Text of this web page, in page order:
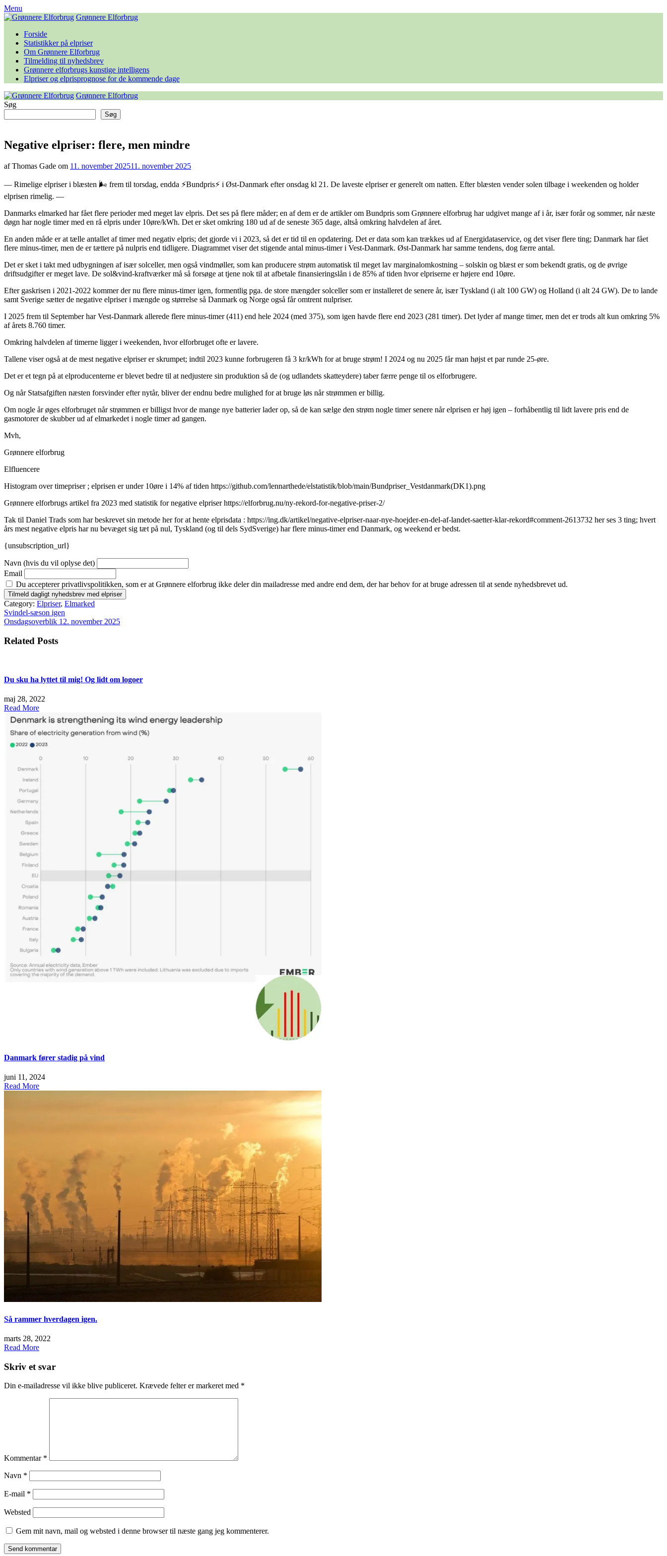
Skip
to
Menu
Grønnere Elforbrug
Forside
Statistikker på elpriser
Om Grønnere Elforbrug
Tilmelding til nyhedsbrev
Grønnere elforbrugs kunstige intelligens
Elpriser og elprisprognose for de kommende dage
Grønnere Elforbrug
Søg
Søg
Negative elpriser: flere, men mindre
af Thomas Gade om 11. november 202511. november 2025
— Rimelige elpriser i blæsten 🌬 frem til torsdag, endda ⚡️Bundpris⚡️ i Øst-Danmark efter onsdag kl 21. De laveste elpriser er generelt om natten. Efter blæsten vender solen tilbage i weekenden og holder
elprisen rimelig. —
Danmarks elmarked har fået flere perioder med meget lav elpris. Det ses på flere måder; en af dem er de artikler om Bundpris som Grønnere elforbrug har udgivet mange af i år, især forår og sommer, når næste
døgn har nogle timer med en rå elpris under 10øre/kWh. Det er sket omkring 180 ud af de seneste 365 dage, altså omkring halvdelen af året.
En anden måde er at tælle antallet af timer med negativ elpris; det gjorde vi i 2023, så det er tid til en opdatering. Det er data som kan trækkes ud af Energidataservice, og det viser flere ting; Danmark har fået
flere minus-timer, men de er tættere på nulpris end tidligere. Diagrammet viser det stigende antal minus-timer i Vest-Danmark. Øst-Danmark har samme tendens, dog færre antal.
Det er sket i takt med udbygningen af især solceller, men også vindmøller, som kan producere strøm automatisk til meget lav marginalomkostning – solskin og blæst er som bekendt gratis, og de øvrige
driftsudgifter er meget lave. De sol&vind-kraftværker må så forsøge at tjene nok til at afbetale finansieringslån i de 85% af tiden hvor elpriserne er højere end 10øre.
Efter gaskrisen i 2021-2022 kommer der nu flere minus-timer igen, formentlig pga. de store mængder solceller som er installeret de senere år, især Tyskland (i alt 100 GW) og Holland (i alt 24 GW). De to lande
samt Sverige sætter de negative elpriser i mængde og størrelse så Danmark og Norge også får omtrent nulpriser.
I 2025 frem til September har Vest-Danmark allerede flere minus-timer (411) end hele 2024 (med 375), som igen havde flere end 2023 (281 timer). Det lyder af mange timer, men det er trods alt kun omkring 5%
af årets 8.760 timer.
Omkring halvdelen af timerne ligger i weekenden, hvor elforbruget ofte er lavere.
Tallene viser også at de mest negative elpriser er skrumpet; indtil 2023 kunne forbrugeren få 3 kr/kWh for at bruge strøm! I 2024 og nu 2025 får man højst et par runde 25-øre.
Det er et tegn på at elproducenterne er blevet bedre til at nedjustere sin produktion så de (og udlandets skatteydere) taber færre penge til os elforbrugere.
Og når Statsafgiften næsten forsvinder efter nytår, bliver der endnu bedre mulighed for at bruge løs når strømmen er billig.
Om nogle år øges elforbruget når strømmen er billigst hvor de mange nye batterier lader op, så de kan sælge den strøm nogle timer senere når elprisen er høj igen – forhåbentlig til lidt lavere pris end de
gasmotorer de skubber ud af elmarkedet i nogle timer ad gangen.
Mvh,
Grønnere elforbrug
Elfluencere
Histogram over timepriser ; elprisen er under 10øre i 14% af tiden https://github.com/lennarthede/elstatistik/blob/main/Bundpriser_Vestdanmark(DK1).png
Grønnere elforbrugs artikel fra 2023 med statistik for negative elpriser https://elforbrug.nu/ny-rekord-for-negative-priser-2/
Tak til Daniel Trads som har beskrevet sin metode her for at hente elprisdata : https://ing.dk/artikel/negative-elpriser-naar-nye-hoejder-en-del-af-landet-saetter-klar-rekord#comment-2613732 her ses 3 ting; hvert
års mest negative elpris har nu bevæget sig tæt på nul, Tyskland (og til dels SydSverige) har flere minus-timer end Danmark, og weekend er bedst.
{unsubscription_url}
Navn (hvis du vil oplyse det)
Email
Du accepterer privatlivspolitikken, som er at Grønnere elforbrug ikke deler din mailadresse med andre end dem, der har behov for at bruge adressen til at sende nyhedsbrevet ud.
Category: Elpriser, Elmarked
Indlægsnavigation
Svindel-sæson igen
Onsdagsoverblik 12. november 2025
Related Posts
Du sku ha lyttet til mig! Og lidt om logoer
maj 28, 2022
Read More
Danmark fører stadig på vind
juni 11, 2024
Read More
Så rammer hverdagen igen.
marts 28, 2022
Read More
Skriv et svar
Din e-mailadresse vil ikke blive publiceret. Krævede felter er markeret med *
Kommentar *
Navn *
E-mail *
Websted
Gem mit navn, mail og websted i denne browser til næste gang jeg kommenterer.